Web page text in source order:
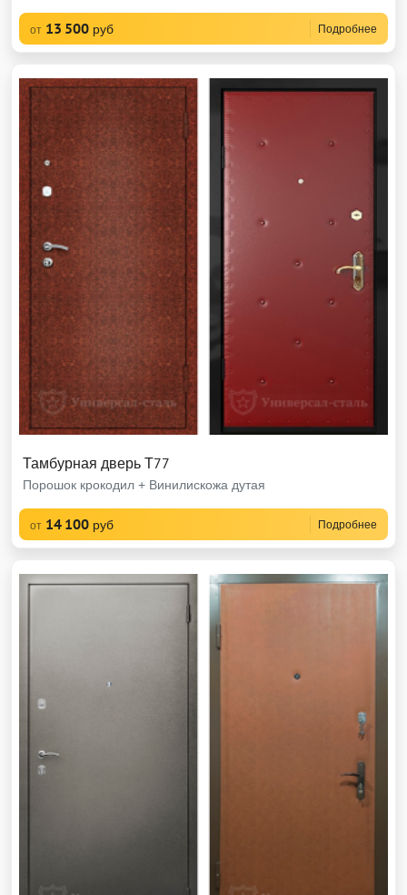
от 13 500 руб Подробнее
Тамбурная дверь Т77
Порошок крокодил + Винилискожа дутая
от 14 100 руб Подробнее